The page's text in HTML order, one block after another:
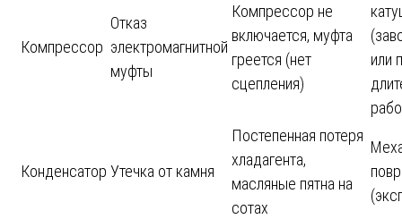
Компрессор
Отказ
электромагнитной
муфты
Компрессор не
включается, муфта
греется (нет
сцепления)
или
Конденсатор Утечка от камня
Постепенная потеря
хладагента,
масляные пятна на
сотах